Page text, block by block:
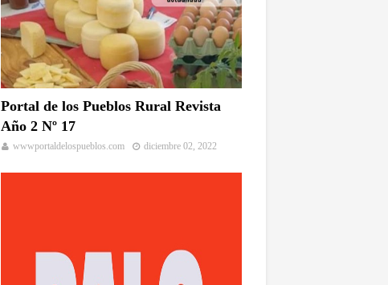
Portal de los Pueblos Rural Revista
Año 2 Nº 17
wwwportaldelospueblos.com diciembre 02, 2022